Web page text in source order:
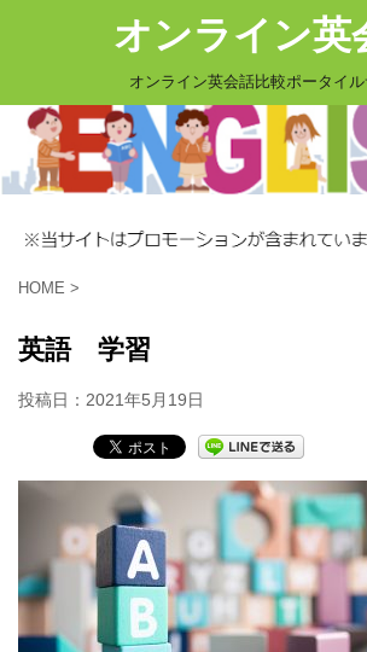
オンライン英
オンライン英会話比較ポータイル
HOME >
英語 学習
投稿日： 2021年5月19日